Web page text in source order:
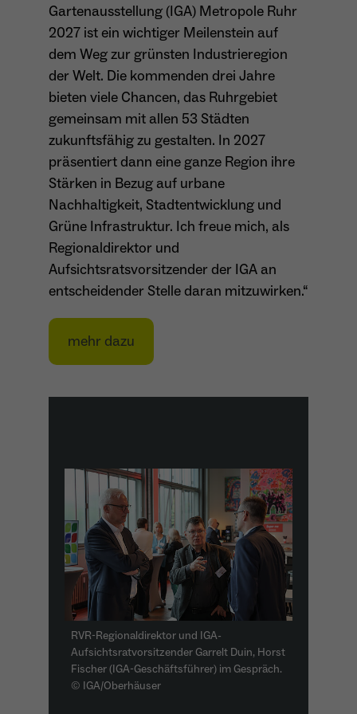
Zweck
Dieser Cookie teilt der Webseite mit, ob ein
Besucher im Typo3-Backend angemeldet ist
und die Rechte besitzt diese zu verwalten.
Name
Anbieter Sgalinski
Laufzeit 1 Monat
Zweck
Speichert den Zustimmungsstatus des
Benutzers für Cookies auf der aktuellen
Domäne.
Name _pk_ref.*
Anbieter Matomo
Laufzeit 6 Monate
Zweck
Name MATOMO_SESSID
Anbieter Matomo
Laufzeit Sitzung
Zweck
personenbezogene Daten.
Laufzeit 1 Jahr
Unterscheidung der Webseitenbesucher.
_ga_TNS3S6RE8W
Anbieter Google LLC
Laufzeit 2 Jahre
Vergibt eine zufällige, pseudonyme ID, damit
Gartenausstellung (IGA) Metropole Ruhr
2027 ist ein wichtiger Meilenstein auf
dem Weg zur grünsten Industrieregion
der Welt. Die kommenden drei Jahre
bieten viele Chancen, das Ruhrgebiet
gemeinsam mit allen 53 Städten
zukunftsfähig zu gestalten. In 2027
präsentiert dann eine ganze Region ihre
Stärken in Bezug auf urbane
Nachhaltigkeit, Stadtentwicklung und
Grüne Infrastruktur. Ich freue mich, als
Regionaldirektor und
Aufsichtsratsvorsitzender der IGA an
entscheidender Stelle daran mitzuwirken.“
mehr dazu
RVR-Regionaldirektor und IGA-
Aufsichtsratvorsitzender Garrelt Duin, Horst
Fischer (IGA-Geschäftsführer) im Gespräch.
© IGA/Oberhäuser